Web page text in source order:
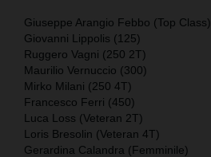
Giuseppe Arangio Febbo (Top Class)
Giovanni Lippolis (125)
Ruggero Vagni (250 2T)
Maurilio Vernuccio (300)
Mirko Milani (250 4T)
Francesco Ferri (450)
Luca Loss (Veteran 2T)
Loris Bresolin (Veteran 4T)
Gerardina Calandra (Femminile)